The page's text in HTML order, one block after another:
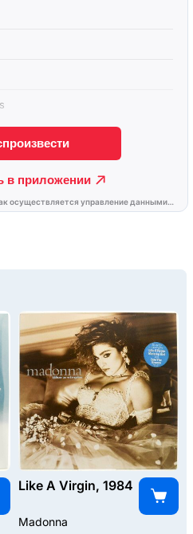
Like A Virgin, 1984
Madonna